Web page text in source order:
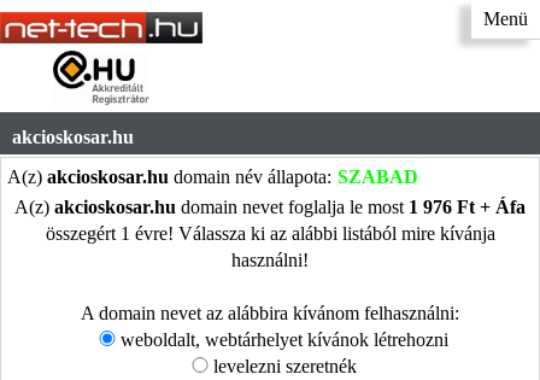
Menü
akcioskosar.hu
A(z) akcioskosar.hu domain név állapota: SZABAD
A(z) akcioskosar.hu domain nevet foglalja le most 1 976 Ft + Áfa
összegért 1 évre! Válassza ki az alábbi listából mire kívánja
használni!
A domain nevet az alábbira kívánom felhasználni:
weboldalt, webtárhelyet kívánok létrehozni
levelezni szeretnék